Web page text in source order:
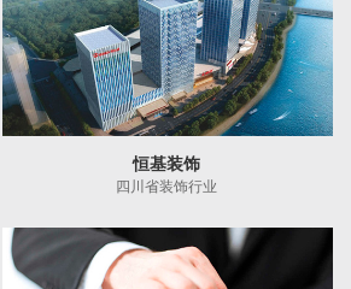
恒基装饰
四川省装饰行业